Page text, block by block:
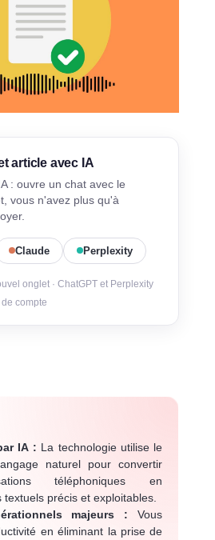
article avec IA
: ouvre un chat avec le
vous n'avez plus qu'à
Claude Perplexity
onglet · ChatGPT et Perplexity
compte
IA : La technologie utilise le
naturel pour convertir
téléphoniques en
précis et exploitables.
majeurs : Vous
en éliminant la prise de